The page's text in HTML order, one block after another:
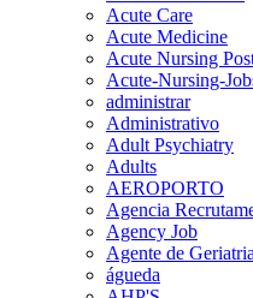
Acute Care
Acute Medicine
Acute Nursing
Acute-Nursing-
administrar
Administrativo
Adult Psychiatry
Adults
AEROPORTO
Agencia
Agency Job
Agente de Geriatria
águeda